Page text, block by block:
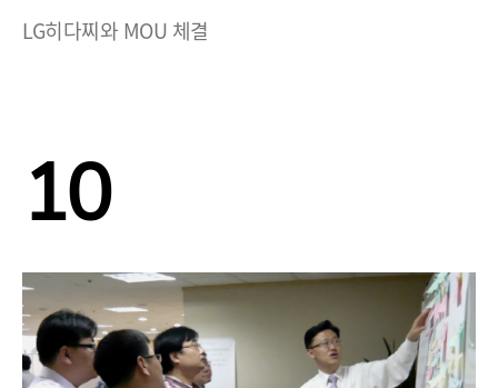
LG히다찌와 MOU 체결
10